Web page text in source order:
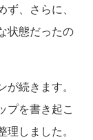
、さらに、
状態だったの
続きます。
プを書き起こ
しました。